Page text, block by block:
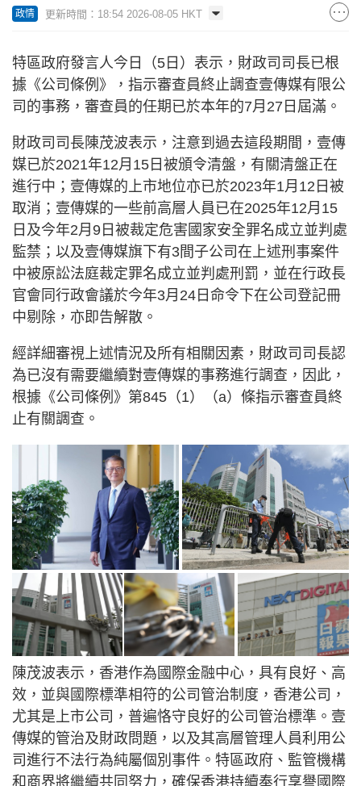
政情 更新時間：18:54 2026-08-05 HKT
特區政府發言人今日（5日）表示，財政司司長已根
據《公司條例》，指示審查員終止調查壹傳媒有限公
司的事務，審查員的任期已於本年的7月27日屆滿。
財政司司長陳茂波表示，注意到過去這段期間，壹傳
媒已於2021年12月15日被頒令清盤，有關清盤正在
進行中；壹傳媒的上市地位亦已於2023年1月12日被
取消；壹傳媒的一些前高層人員已在2025年12月15
日及今年2月9日被裁定危害國家安全罪名成立並判處
監禁；以及壹傳媒旗下有3間子公司在上述刑事案件
中被原訟法庭裁定罪名成立並判處刑罰，並在行政長
官會同行政會議於今年3月24日命令下在公司登記冊
中剔除，亦即告解散。
經詳細審視上述情況及所有相關因素，財政司司長認
為已沒有需要繼續對壹傳媒的事務進行調查，因此，
根據《公司條例》第845（1）（a）條指示審查員終
止有關調查。
陳茂波表示，香港作為國際金融中心，具有良好、高
效，並與國際標準相符的公司管治制度，香港公司，
尤其是上市公司，普遍恪守良好的公司管治標準。壹
傳媒的管治及財政問題，以及其高層管理人員利用公
司進行不法行為純屬個別事件。特區政府、監管機構
和商界將繼續共同努力，確保香港持續奉行享譽國際